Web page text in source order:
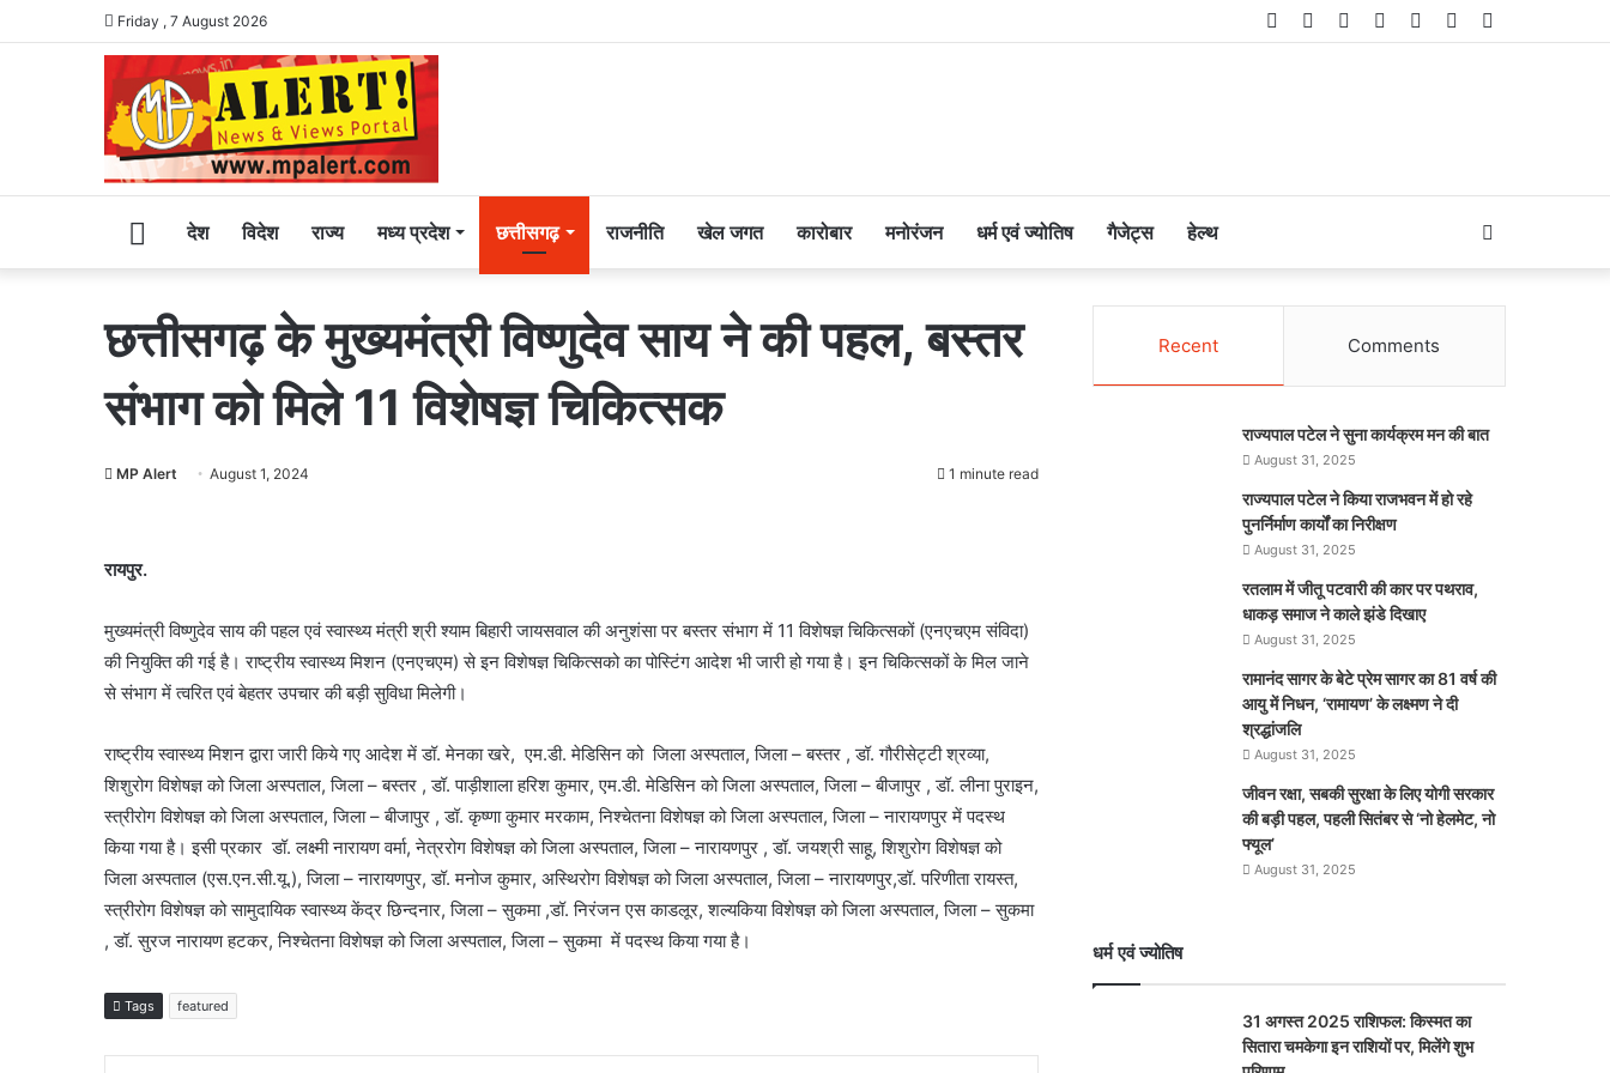
Friday , 7 August 2026 Telegram
Instagram
YouTube
LinkedIn
Twitter
Facebook
Homeदेश विदेश राज्य मध्य प्रदेश छत्तीसगढ़ राजनीति खेल जगत कारोबार मनोरंजन धर्म एवं ज्योतिष गैजेट्स हेल्थ
for
छत्तीसगढ़ के मुख्यमंत्री विष्णुदेव साय ने की पहल, बस्तर
संभाग को मिले 11 विशेषज्ञ चिकित्सक
MP Alert August 1, 2024 1 minute read
रायपुर.
मुख्यमंत्री विष्णुदेव साय की पहल एवं स्वास्थ्य मंत्री श्री श्याम बिहारी जायसवाल की अनुशंसा पर बस्तर संभाग में 11 विशेषज्ञ चिकित्सकों (एनएचएम संविदा)
की नियुक्ति की गई है। राष्ट्रीय स्वास्थ्य मिशन (एनएचएम) से इन विशेषज्ञ चिकित्सको का पोस्टिंग आदेश भी जारी हो गया है। इन चिकित्सकों के मिल जाने
से संभाग में त्वरित एवं बेहतर उपचार की बड़ी सुविधा मिलेगी।
राष्ट्रीय स्वास्थ्य मिशन द्वारा जारी किये गए आदेश में डॉ. मेनका खरे, एम.डी. मेडिसिन को जिला अस्पताल, जिला – बस्तर , डॉ. गौरीसेट्टी श्रव्या,
शिशुरोग विशेषज्ञ को जिला अस्पताल, जिला – बस्तर , डॉ. पाड़ीशाला हरिश कुमार, एम.डी. मेडिसिन को जिला अस्पताल, जिला – बीजापुर , डॉ. लीना पुराइन,
स्त्रीरोग विशेषज्ञ को जिला अस्पताल, जिला – बीजापुर , डॉ. कृष्णा कुमार मरकाम, निश्चेतना विशेषज्ञ को जिला अस्पताल, जिला – नारायणपुर में पदस्थ
किया गया है। इसी प्रकार डॉ. लक्ष्मी नारायण वर्मा, नेत्ररोग विशेषज्ञ को जिला अस्पताल, जिला – नारायणपुर , डॉ. जयश्री साहू, शिशुरोग विशेषज्ञ को
जिला अस्पताल (एस.एन.सी.यू.), जिला – नारायणपुर, डॉ. मनोज कुमार, अस्थिरोग विशेषज्ञ को जिला अस्पताल, जिला – नारायणपुर,डॉ. परिणीता रायस्त,
स्त्रीरोग विशेषज्ञ को सामुदायिक स्वास्थ्य केंद्र छिन्दनार, जिला – सुकमा ,डॉ. निरंजन एस काडलूर, शल्यकिया विशेषज्ञ को जिला अस्पताल, जिला – सुकमा
, डॉ. सुरज नारायण हटकर, निश्चेतना विशेषज्ञ को जिला अस्पताल, जिला – सुकमा में पदस्थ किया गया है।
Tags featured
Recent Comments
राज्यपाल पटेल ने सुना कार्यक्रम मन की बात
August 31, 2025
राज्यपाल पटेल ने किया राजभवन में हो रहे
पुनर्निर्माण कार्यों का निरीक्षण
August 31, 2025
रतलाम में जीतू पटवारी की कार पर पथराव,
धाकड़ समाज ने काले झंडे दिखाए
August 31, 2025
रामानंद सागर के बेटे प्रेम सागर का 81 वर्ष की
आयु में निधन, ‘रामायण’ के लक्ष्मण ने दी
श्रद्धांजलि
August 31, 2025
जीवन रक्षा, सबकी सुरक्षा के लिए योगी सरकार
की बड़ी पहल, पहली सितंबर से ‘नो हेलमेट, नो
फ्यूल’
August 31, 2025
धर्म एवं ज्योतिष
31 अगस्त 2025 राशिफल: किस्मत का
सितारा चमकेगा इन राशियों पर, मिलेंगे शुभ